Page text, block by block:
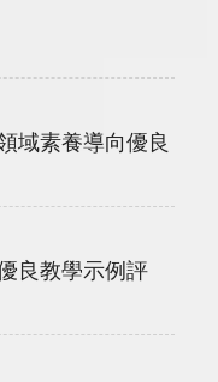
域素養導向優良
良教學示例評